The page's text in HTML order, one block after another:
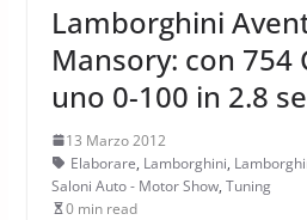
Lamborghini
Mansory: con 754
uno 0-100 in 2.8
13 Marzo 2012
Elaborare, Lamborghini,
Saloni Auto - Motor Show, Tuning
0 min read